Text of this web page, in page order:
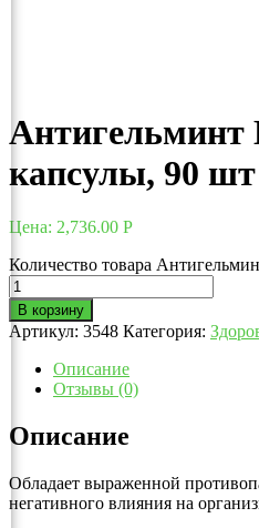
Антигельминт
капсулы, 90 шт
Цена: 2,736.00 Р
Количество товара
В корзину
Артикул: 3548 Категория:
Описание
Отзывы (0)
Описание
Обладает выраженной
негативного влияния на